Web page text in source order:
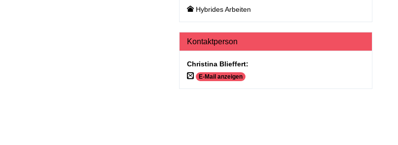
Hybrides Arbeiten
Kontaktperson
Christina Blieffert:
E-Mail anzeigen